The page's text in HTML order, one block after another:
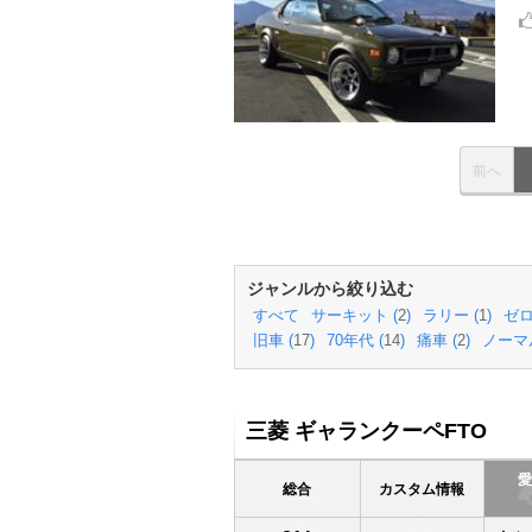
前へ
ジャンルから絞り込む
すべて サーキット (2) ラリー (1)
ゼ
旧車 (17) 70年代 (14) 痛車 (2) ノー
三菱 ギャランクーペFTO
総合 カスタム情報